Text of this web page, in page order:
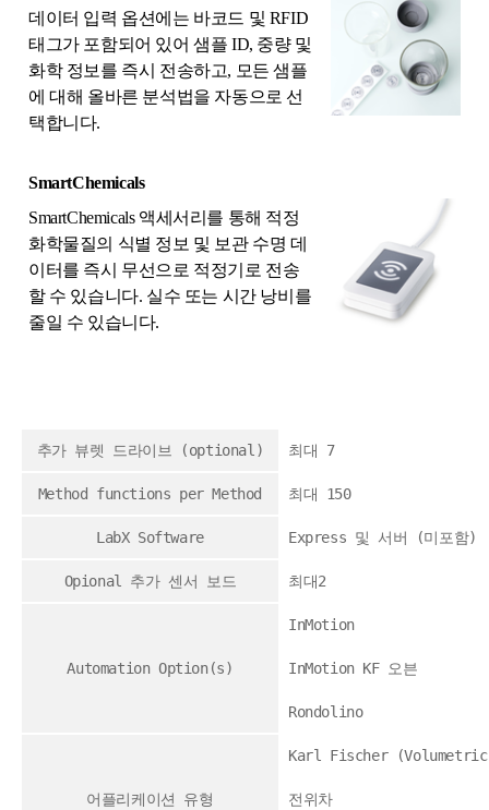
데이터 입력 옵션에는 바코드 및 RFID
태그가 포함되어 있어 샘플 ID, 중량 및
화학 정보를 즉시 전송하고, 모든 샘플
에 대해 올바른 분석법을 자동으로 선
택합니다.
SmartChemicals
SmartChemicals 액세서리를 통해 적정
화학물질의 식별 정보 및 보관 수명 데
이터를 즉시 무선으로 적정기로 전송
할 수 있습니다. 실수 또는 시간 낭비를
줄일 수 있습니다.
추가 뷰렛 드라이브 (optional) 최대 7
Method functions per Method 최대 150
LabX Software Express 및 서버 (미포함)
Opional 추가 센서 보드 최대2
Automation Option(s)
InMotion
InMotion KF 오븐
Rondolino
어플리케이션 유형
Karl Fischer
전위차